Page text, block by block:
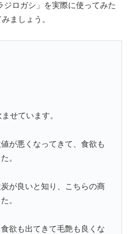
ジロガシ」を実際に使ってみた
ましょう。
せています。
が悪くなってきて、食欲も
。
が良いと知り、こちらの商
。
欲も出てきて毛艶も良くな